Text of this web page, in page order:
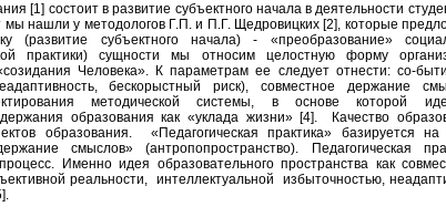
[1] состоит в развитие субъектного начала в деятельности
мы нашли у методологов Г.П. и П.Г. Щедровицких [2], которые
(развитие субъектного начала) - «преобразование»
практики) сущности мы относим целостную форму
Человека». К параметрам ее следует отнести: со-
бескорыстный риск), совместное держание
методической системы, в основе которой
образования как «уклада жизни» [4]. Качество
образования. «Педагогическая практика» базируется на
смыслов» (антропопространство). Педагогическая
Именно идея образовательного пространства как
реальности, интеллектуальной избыточностью,